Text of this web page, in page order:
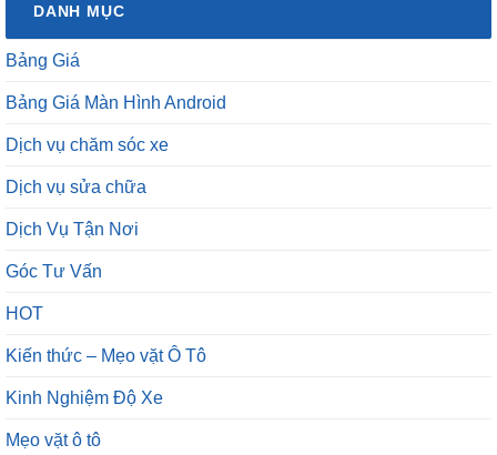
DANH MỤC
Bảng Giá
Bảng Giá Màn Hình Android
Dịch vụ chăm sóc xe
Dịch vụ sửa chữa
Dịch Vụ Tận Nơi
Góc Tư Vấn
HOT
Kiến thức – Mẹo vặt Ô Tô
Kinh Nghiệm Độ Xe
Mẹo vặt ô tô